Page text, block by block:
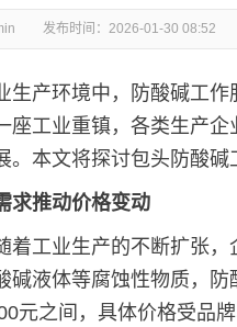
发布时间： 2026-01-30 08:52
生产环境中，防酸碱工
座工业重镇，各类生产
。本文将探讨包头防酸
求推动价格变动
着工业生产的不断扩张
碱液体等腐蚀性物质，
元之间，具体价格受品